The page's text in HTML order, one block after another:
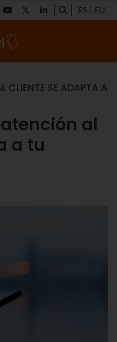
ES EU
CLIENTE SE ADAPTA A
al
a tu